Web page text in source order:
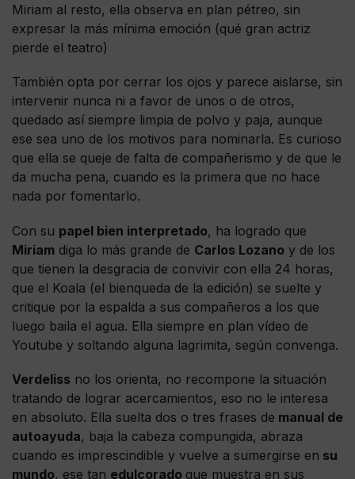
Miriam al resto, ella observa en plan pétreo, sin
expresar la más mínima emoción (qué gran actriz
pierde el teatro)
También opta por cerrar los ojos y parece aislarse, sin
intervenir nunca ni a favor de unos o de otros,
quedado así siempre limpia de polvo y paja, aunque
ese sea uno de los motivos para nominarla. Es curioso
que ella se queje de falta de compañerismo y de que le
da mucha pena, cuando es la primera que no hace
nada por fomentarlo.
Con su papel bien interpretado, ha logrado que
Miriam diga lo más grande de Carlos Lozano y de los
que tienen la desgracia de convivir con ella 24 horas,
que el Koala (el bienqueda de la edición) se suelte y
critique por la espalda a sus compañeros a los que
luego baila el agua. Ella siempre en plan vídeo de
Youtube y soltando alguna lagrimita, según convenga.
Verdeliss no los orienta, no recompone la situación
tratando de lograr acercamientos, eso no le interesa
en absoluto. Ella suelta dos o tres frases de manual de
autoayuda, baja la cabeza compungida, abraza
cuando es imprescindible y vuelve a sumergirse en su
mundo, ese tan edulcorado que muestra en sus